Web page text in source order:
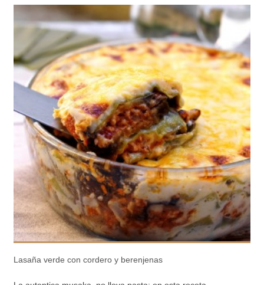
Lasaña verde con cordero y berenjenas